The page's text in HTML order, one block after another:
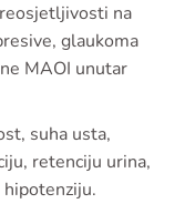
na
glaukoma
MAOI unutar
suha usta,
retenciju urina,